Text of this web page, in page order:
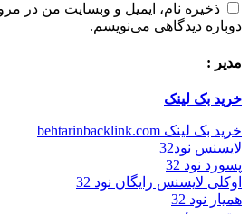
ذخیره نام، ایمیل و وبسایت من در
دوباره دیدگاهی می‌نویسم.
مدیر :
خرید بک لینک
خرید بک لینک behtarinbacklink.com
لایسنس نود32
پسورد نود 32
اوکلی لایسنس رایگان نود 32
همیار نود 32